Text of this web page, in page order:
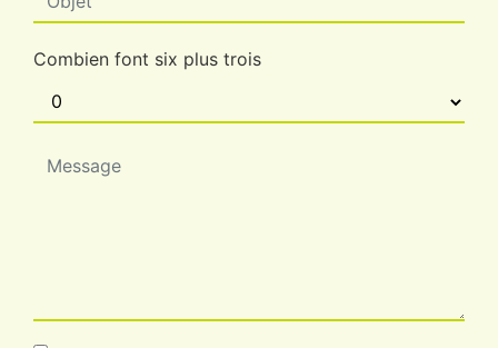
Combien font six plus trois